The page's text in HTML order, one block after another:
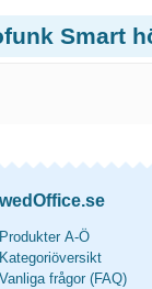
Smart
Produkter A-Ö
Kategoriöversikt
Vanliga frågor (FAQ)